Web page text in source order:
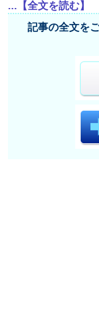
...【全文を読む】
記事の全文を